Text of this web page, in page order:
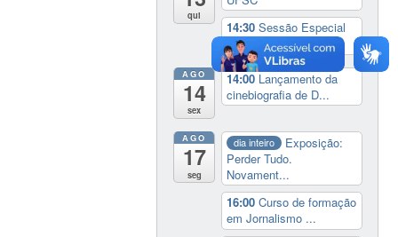
qui
14:30Sessão Especial
do Conselho Esta...
AGO
14
sex
14:00 Lançamento da
cinebiografia de D...
AGO
17
seg
dia inteiro
Exposição:
Perder Tudo.
Novament...
16:00Curso de formação
em Jornalismo ...